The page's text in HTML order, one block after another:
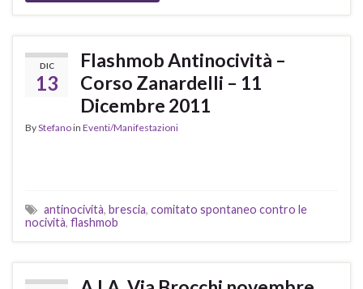
DIC
13
Flashmob Antinocività –
Corso Zanardelli – 11
Dicembre 2011
ByStefanoin Eventi/Manifestazioni
antinocività, brescia, comitato spontaneo contro le
nocività, flashmob